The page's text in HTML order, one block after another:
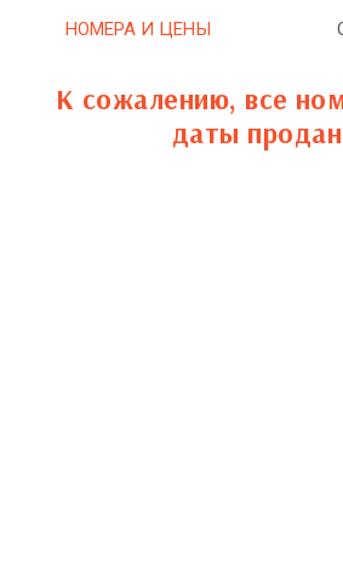
НОМЕРА И ЦЕНЫ
К сожалению, все
даты